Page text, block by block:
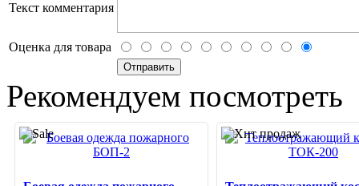
Текст комментария
Оценка для товара
Рекомендуем посмотреть